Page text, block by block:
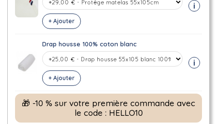
+ Ajouter
i
Drap housse 100% coton blanc
+ Ajouter
i
🎁 -10 % sur votre première commande avec
le code : HELLO10